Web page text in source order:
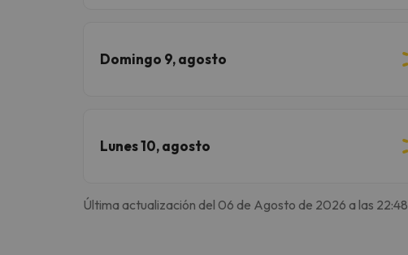
Domingo 9, agosto
Lunes 10, agosto
Última actualización del 06 de Agosto de 2026 a las 22:48